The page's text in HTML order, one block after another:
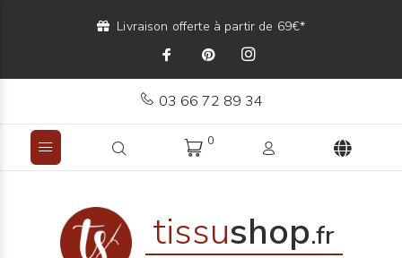
Livraison offerte à partir de 69€*
03 66 72 89 34
0
tissushop.fr